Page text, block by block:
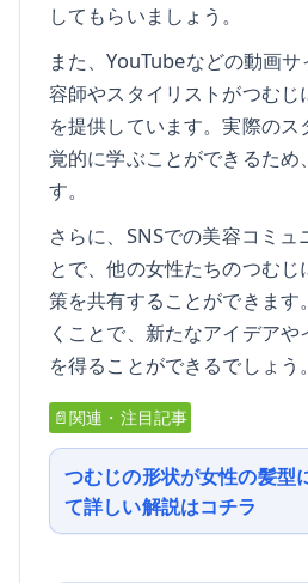
してもらいましょう。
また、YouTubeなどの動画
容師やスタイリストがつむじ
を提供しています。実際の
覚的に学ぶことができるため
す。
さらに、SNSでの美容コミュ
とで、他の女性たちのつむ
策を共有することができま
くことで、新たなアイデア
を得ることができるでしょう。
📄関連・注目記事
つむじの形状が女性の髪型
て詳しい解説はコチラ